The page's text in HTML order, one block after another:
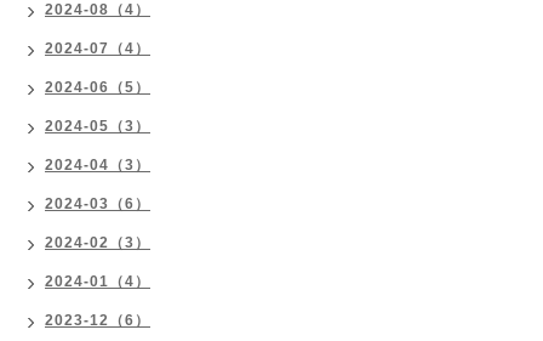
2024-08（4）
2024-07（4）
2024-06（5）
2024-05（3）
2024-04（3）
2024-03（6）
2024-02（3）
2024-01（4）
2023-12（6）